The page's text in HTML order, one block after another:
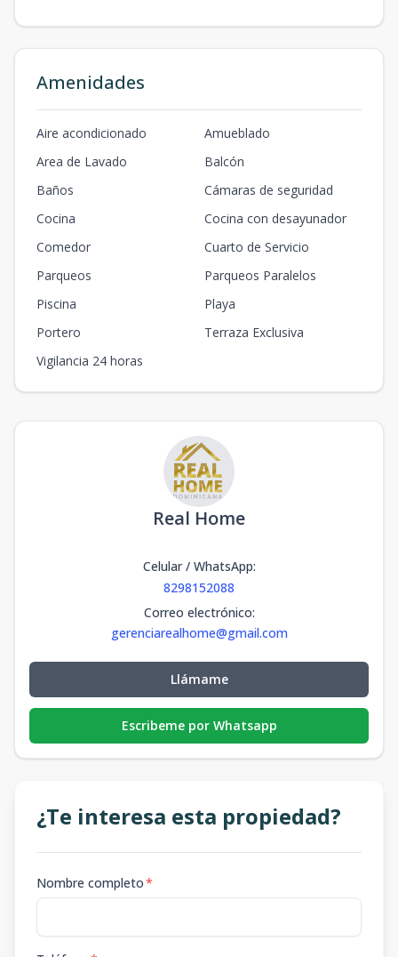
Amenidades
Aire acondicionado
Amueblado
Area de Lavado
Balcón
Baños
Cámaras de seguridad
Cocina
Cocina con desayunador
Comedor
Cuarto de Servicio
Parqueos
Parqueos Paralelos
Piscina
Playa
Portero
Terraza Exclusiva
Vigilancia 24 horas
Real Home
Celular / WhatsApp:
8298152088
Correo electrónico:
gerenciarealhome@gmail.com
Llámame
Escribeme por Whatsapp
¿Te interesa esta propiedad?
Nombre completo*